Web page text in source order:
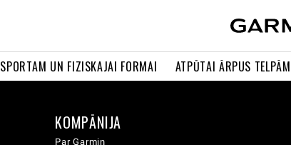
SPORTAM UN FIZISKAJAI FORMAI ATPŪTAI ĀRPUS TELPĀM
KOMPĀNIJA
Par Garmin